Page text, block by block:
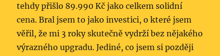
tehdy přišlo 89.990 Kč jako celkem solidní
cena. Bral jsem to jako investici, o které jsem
věřil, že mi 3 roky skutečně vydrží bez nějakého
výrazného upgradu. Jediné, co jsem si později